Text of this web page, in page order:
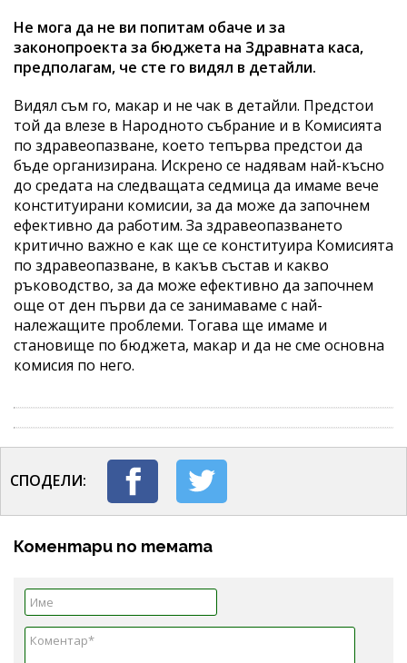
Не мога да не ви попитам обаче и за
законопроекта за бюджета на Здравната каса,
предполагам, че сте го видял в детайли.
Видял съм го, макар и не чак в детайли. Предстои
той да влезе в Народното събрание и в Комисията
по здравеопазване, което тепърва предстои да
бъде организирана. Искрено се надявам най-късно
до средата на следващата седмица да имаме вече
конституирани комисии, за да може да започнем
ефективно да работим. За здравеопазването
критично важно е как ще се конституира Комисията
по здравеопазване, в какъв състав и какво
ръководство, за да може ефективно да започнем
още от ден първи да се занимаваме с най-
належащите проблеми. Тогава ще имаме и
становище по бюджета, макар и да не сме основна
комисия по него.
СПОДЕЛИ:
Коментари по темата